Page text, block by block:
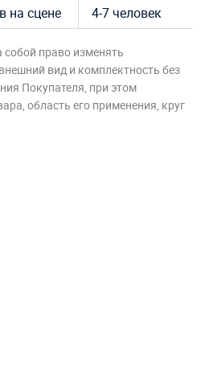
на сцене
4-7 человек
собой право изменять
вид и комплектность без
Покупателя, при этом
область его применения, круг